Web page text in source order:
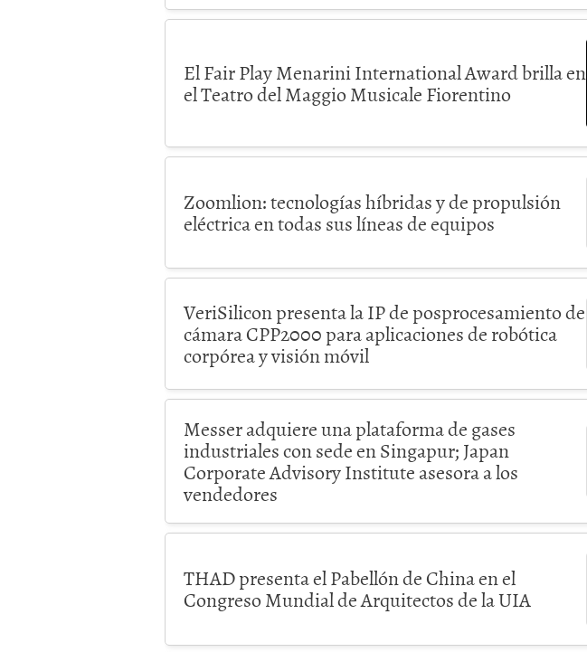
El Fair Play Menarini International Award brilla en
el Teatro del Maggio Musicale Fiorentino
Zoomlion: tecnologías híbridas y de propulsión
eléctrica en todas sus líneas de equipos
VeriSilicon presenta la IP de posprocesamiento de
cámara CPP2000 para aplicaciones de robótica
corpórea y visión móvil
Messer adquiere una plataforma de gases
industriales con sede en Singapur; Japan
Corporate Advisory Institute asesora a los
vendedores
THAD presenta el Pabellón de China en el
Congreso Mundial de Arquitectos de la UIA